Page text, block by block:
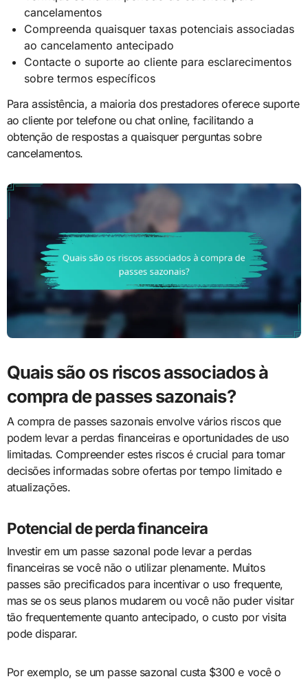
cancelamentos
Compreenda quaisquer taxas potenciais associadas
ao cancelamento antecipado
Contacte o suporte ao cliente para esclarecimentos
sobre termos específicos
Para assistência, a maioria dos prestadores oferece suporte
ao cliente por telefone ou chat online, facilitando a
obtenção de respostas a quaisquer perguntas sobre
cancelamentos.
Quais são os riscos associados à
compra de passes sazonais?
A compra de passes sazonais envolve vários riscos que
podem levar a perdas financeiras e oportunidades de uso
limitadas. Compreender estes riscos é crucial para tomar
decisões informadas sobre ofertas por tempo limitado e
atualizações.
Potencial de perda financeira
Investir em um passe sazonal pode levar a perdas
financeiras se você não o utilizar plenamente. Muitos
passes são precificados para incentivar o uso frequente,
mas se os seus planos mudarem ou você não puder visitar
tão frequentemente quanto antecipado, o custo por visita
pode disparar.
Por exemplo, se um passe sazonal custa $300 e você o